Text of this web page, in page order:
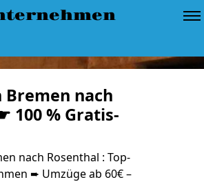
Bremen nach
100 % Gratis-
nach Rosenthal : Top-
➨ Umzüge ab 60€ –